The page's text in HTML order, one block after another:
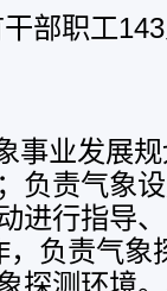
职工143
业发展规
负责气象
进行指导
负责气象
探测环境